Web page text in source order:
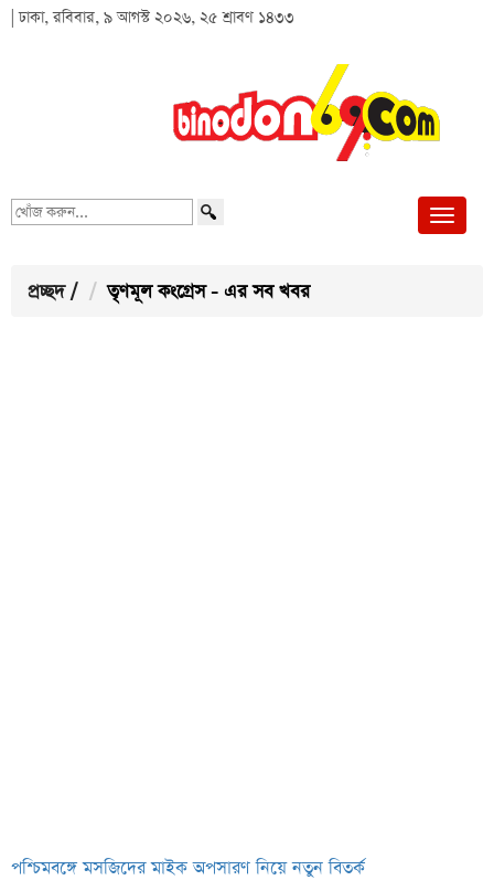
| ঢাকা, রবিবার, ৯ আগস্ট ২০২৬, ২৫ শ্রাবণ ১৪৩৩
খোঁজ
প্রচ্ছদ / তৃণমূল কংগ্রেস - এর সব খবর
পশ্চিমবঙ্গে মসজিদের মাইক অপসারণ নিয়ে নতুন বিতর্ক